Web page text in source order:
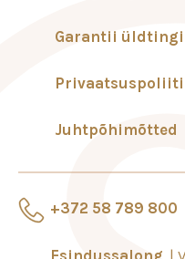
+372 58 789 800
Esindussalong
Garantii
Juhtpõhimõtted